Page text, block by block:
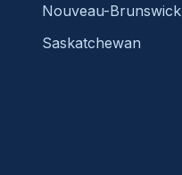
Nouveau-Brunswick
Saskatchewan